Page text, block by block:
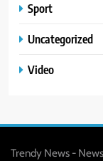
Sport
Uncategorized
Video
Trendy News -